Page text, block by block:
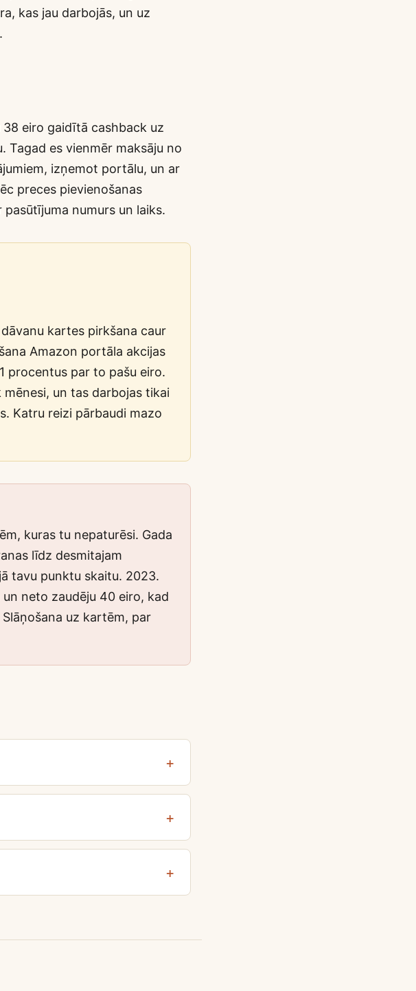
kas jau darbojās, un uz
eiro gaidītā cashback uz
Tagad es vienmēr maksāju no
izņemot portālu, un ar
preces pievienošanas
numurs un laiks.
kartes pirkšana caur
Amazon portāla akcijas
procentus par to pašu eiro.
un tas darbojas tikai
Katru reizi pārbaudi mazo
kuras tu nepaturēsi. Gada
līdz desmitajam
tavu punktu skaitu. 2023.
neto zaudēju 40 eiro, kad
uz kartēm, par